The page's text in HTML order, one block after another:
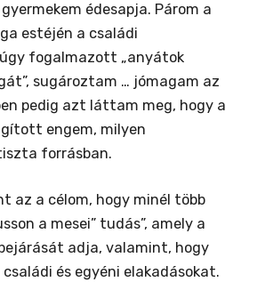
édesapja. Párom a
estéjén a családi
fogalmazott „anyátok
sugároztam … jómagam az
pedig azt láttam meg, hogy a
engem, milyen
forrásban.
az a célom, hogy minél több
a mesei” tudás”, amely a
adja, valamint, hogy
és egyéni elakadásokat.